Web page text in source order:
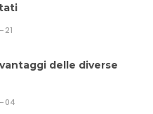
21
delle diverse
04